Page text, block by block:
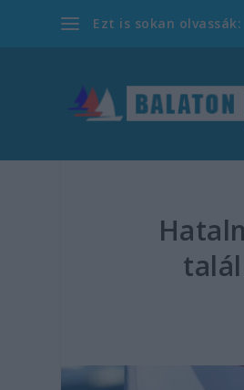
Ezt is sokan olvassák: